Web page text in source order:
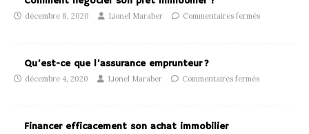
décembre 8, 2020 Lionel Maraber Commentaires fermés
Qu’est-ce que l’assurance emprunteur ?
décembre 4, 2020 Lionel Maraber Commentaires fermés
Financer efficacement son achat immobilier